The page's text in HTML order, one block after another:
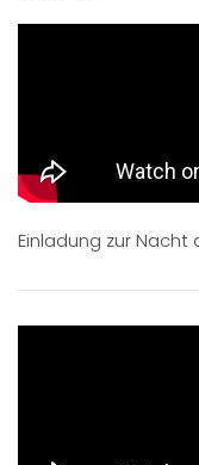
Einladung zur Nacht